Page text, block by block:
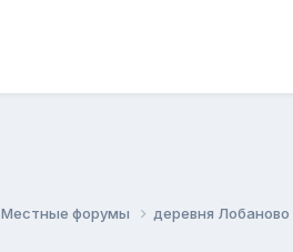
Местные форумы деревня Лобаново